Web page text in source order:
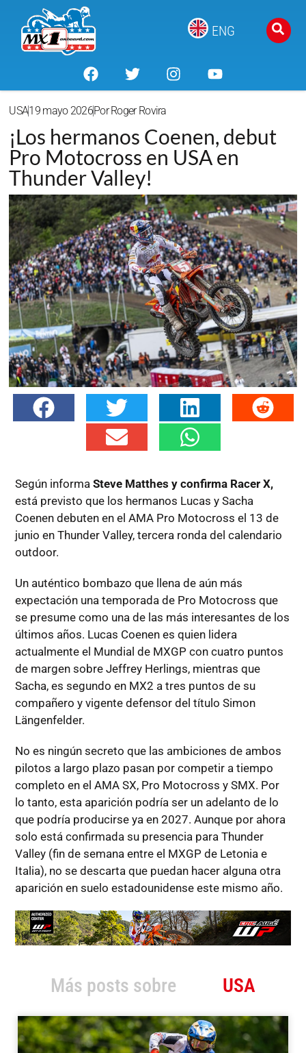
ENG
USA19 mayo 2026PorRoger Rovira
¡Los hermanos Coenen, debut
Pro Motocross en USA en
Thunder Valley!
Según informa Steve Matthes y confirma Racer X,
está previsto que los hermanos Lucas y Sacha
Coenen debuten en el AMA Pro Motocross el 13 de
junio en Thunder Valley, tercera ronda del calendario
outdoor.
Un auténtico bombazo que llena de aún más
expectación una temporada de Pro Motocross que
se presume como una de las más interesantes de los
últimos años. Lucas Coenen es quien lidera
actualmente el Mundial de MXGP con cuatro puntos
de margen sobre Jeffrey Herlings, mientras que
Sacha, es segundo en MX2 a tres puntos de su
compañero y vigente defensor del título Simon
Längenfelder.
No es ningún secreto que las ambiciones de ambos
pilotos a largo plazo pasan por competir a tiempo
completo en el AMA SX, Pro Motocross y SMX. Por
lo tanto, esta aparición podría ser un adelanto de lo
que podría producirse ya en 2027. Aunque por ahora
solo está confirmada su presencia para Thunder
Valley (fin de semana entre el MXGP de Letonia e
Italia), no se descarta que puedan hacer alguna otra
aparición en suelo estadounidense este mismo año.
Más posts sobre USA